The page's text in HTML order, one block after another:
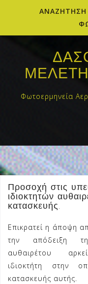
ΑΝΑΖΗΤΗΣΗ
content
Φωτοερμηνεία
Προσοχή στις
ιδιοκτητών
κατασκευής.
Επικρατεί η άποψη
την απόδειξη
αυθαιρέτου
ιδιοκτήτη στην
κατασκευής αυτής.